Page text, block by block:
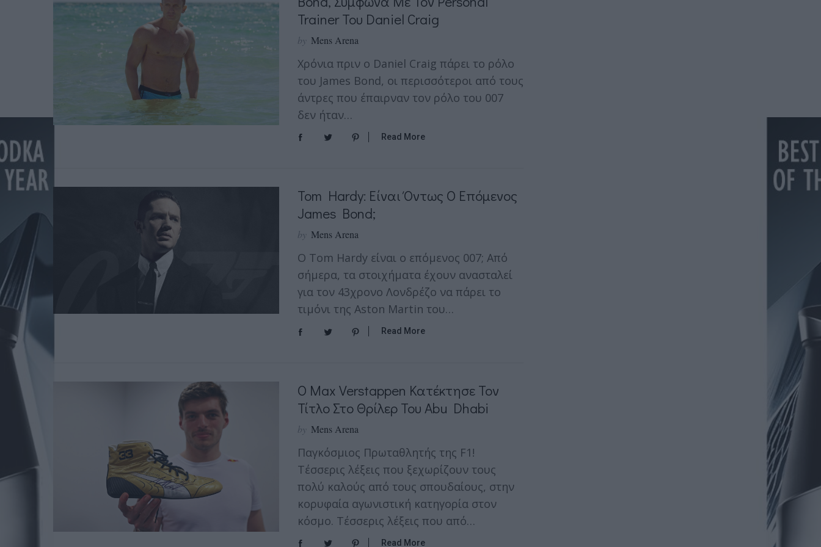
Trainer Του Daniel Craig
by Mens Arena
Χρόνια πριν ο Daniel Craig πάρει το ρόλο
του James Bond, οι περισσότεροι από τους
άντρες που έπαιρναν τον ρόλο του 007
δεν ήταν…
Read More
Tom Hardy: Είναι Όντως Ο Επόμενος
James Bond;
by Mens Arena
O Tom Hardy είναι ο επόμενος 007; Από
σήμερα, τα στοιχήματα έχουν ανασταλεί
για τον 43χρονο Λονδρέζο να πάρει το
τιμόνι της Aston Martin του…
Read More
Ο Max Verstappen Κατέκτησε Τον
Τίτλο Στο Θρίλερ Του Abu Dhabi
by Mens Arena
Παγκόσμιος Πρωταθλητής της F1!
Τέσσερις λέξεις που ξεχωρίζουν τους
πολύ καλούς από τους σπουδαίους, στην
κορυφαία αγωνιστική κατηγορία στον
κόσμο. Τέσσερις λέξεις που από…
Read More